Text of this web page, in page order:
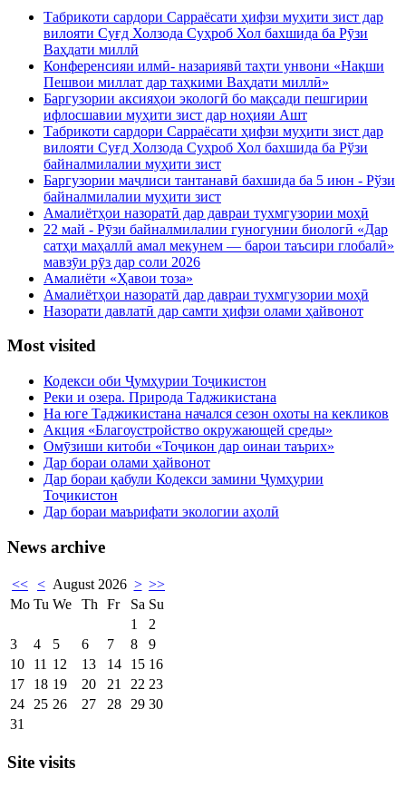
Табрикоти сардори Сарраёсати ҳифзи муҳити зист дар
вилояти Суғд Холзода Суҳроб Хол бахшида ба Рӯзи
Ваҳдати миллӣ
Конференсияи илмӣ- назариявӣ таҳти унвони «Нақши
Пешвои миллат дар таҳкими Ваҳдати миллӣ»
Баргузории аксияҳои экологӣ бо мақсади пешгирии
ифлосшавии муҳити зист дар ноҳияи Ашт
Табрикоти сардори Сарраёсати ҳифзи муҳити зист дар
вилояти Суғд Холзода Суҳроб Хол бахшида ба Рўзи
байналмилалии муҳити зист
Баргузории маҷлиси тантанавӣ бахшида ба 5 июн - Рўзи
байналмилалии муҳити зист
Амалиётҳои назоратӣ дар давраи тухмгузории моҳӣ
22 май - Рӯзи байналмилалии гуногунии биологӣ «Дар
сатҳи маҳаллӣ амал мекунем — барои таъсири глобалӣ»
мавзӯи рӯз дар соли 2026
Амалиёти «Ҳавои тоза»
Амалиётҳои назоратӣ дар давраи тухмгузории моҳӣ
Назорати давлатӣ дар самти ҳифзи олами ҳайвонот
Most visited
Кодекси оби Ҷумҳурии Тоҷикистон
Реки и озера. Природа Таджикистана
На юге Таджикистана начался сезон охоты на кекликов
Акция «Благоустройство окружающей среды»
Омӯзиши китоби «Тоҷикон дар оинаи таърих»
Дар бораи олами ҳайвонот
Дар бораи қабули Кодекси замини Ҷумҳурии
Тоҷикистон
Дар бораи маърифати экологии аҳолӣ
News archive
<< < August 2026 > >>
Mo Tu We Th Fr Sa Su
1
2
3
4 5 6 7 8
9
10
11 12 13 14 15 16
17
18 19 20 21 22 23
24
25 26 27 28 29 30
31
Site visits